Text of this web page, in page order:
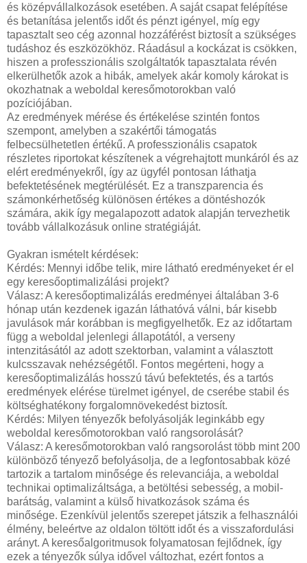
és középvállalkozások esetében. A saját csapat felépítése
és betanítása jelentős időt és pénzt igényel, míg egy
tapasztalt seo cég azonnal hozzáférést biztosít a szükséges
tudáshoz és eszközökhöz. Ráadásul a kockázat is csökken,
hiszen a professzionális szolgáltatók tapasztalata révén
elkerülhetők azok a hibák, amelyek akár komoly károkat is
okozhatnak a weboldal keresőmotorokban való
pozíciójában.
Az eredmények mérése és értékelése szintén fontos
szempont, amelyben a szakértői támogatás
felbecsülhetetlen értékű. A professzionális csapatok
részletes riportokat készítenek a végrehajtott munkáról és az
elért eredményekről, így az ügyfél pontosan láthatja
befektetésének megtérülését. Ez a transzparencia és
számonkérhetőség különösen értékes a döntéshozók
számára, akik így megalapozott adatok alapján tervezhetik
tovább vállalkozásuk online stratégiáját.
Gyakran ismételt kérdések:
Kérdés: Mennyi időbe telik, mire látható eredményeket ér el
egy keresőoptimalizálási projekt?
Válasz: A keresőoptimalizálás eredményei általában 3-6
hónap után kezdenek igazán láthatóvá válni, bár kisebb
javulások már korábban is megfigyelhetők. Ez az időtartam
függ a weboldal jelenlegi állapotától, a verseny
intenzitásától az adott szektorban, valamint a választott
kulcsszavak nehézségétől. Fontos megérteni, hogy a
keresőoptimalizálás hosszú távú befektetés, és a tartós
eredmények elérése türelmet igényel, de cserébe stabil és
költséghatékony forgalomnövekedést biztosít.
Kérdés: Milyen tényezők befolyásolják leginkább egy
weboldal keresőmotorokban való rangsorolását?
Válasz: A keresőmotorokban való rangsorolást több mint 200
különböző tényező befolyásolja, de a legfontosabbak közé
tartozik a tartalom minősége és relevanciája, a weboldal
technikai optimalizáltsága, a betöltési sebesség, a mobil-
barátság, valamint a külső hivatkozások száma és
minősége. Ezenkívül jelentős szerepet játszik a felhasználói
élmény, beleértve az oldalon töltött időt és a visszafordulási
arányt. A keresőalgoritmusok folyamatosan fejlődnek, így
ezek a tényezők súlya idővel változhat, ezért fontos a